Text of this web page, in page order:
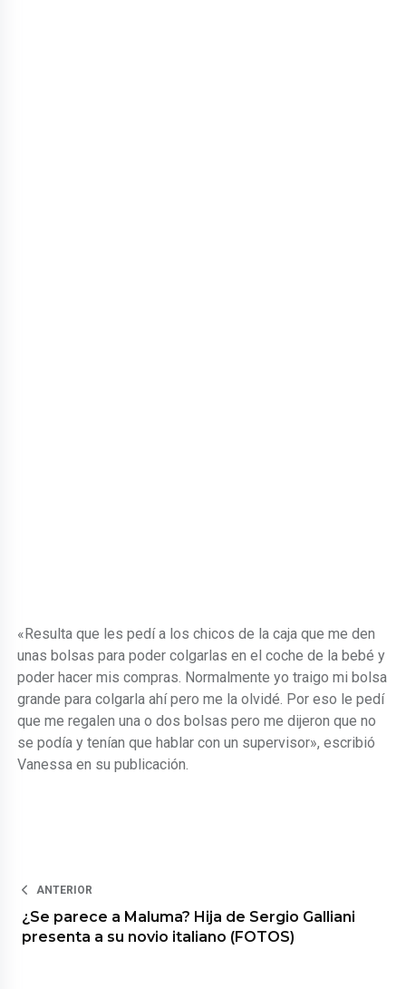
«Resulta que les pedí a los chicos de la caja que me den
unas bolsas para poder colgarlas en el coche de la bebé y
poder hacer mis compras. Normalmente yo traigo mi bolsa
grande para colgarla ahí pero me la olvidé. Por eso le pedí
que me regalen una o dos bolsas pero me dijeron que no
se podía y tenían que hablar con un supervisor», escribió
Vanessa en su publicación.
ANTERIOR
¿Se parece a Maluma? Hija de Sergio Galliani
presenta a su novio italiano (FOTOS)